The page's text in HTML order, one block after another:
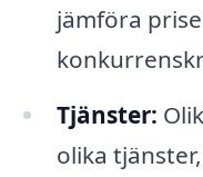
jämföra
Tjänster:
olika